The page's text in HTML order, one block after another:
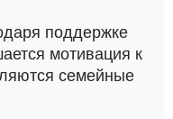
поддержке
мотивация к
семейные